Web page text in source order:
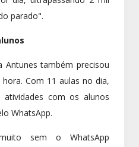
parado".
Antunes também precisou
Com 11 aulas no dia,
com os alunos
WhatsApp.
sem o WhatsApp